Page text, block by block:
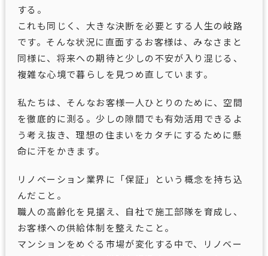
する。
これも同じく、大きな決断を必要とする人生の岐路
です。そんな状況に直面するお客様は、みなさまと
同様に、将来への期待と少しの不安が入り混じる、
複雑な心境で暮らしを見つめ直しています。
私たちは、そんなお客様一人ひとりのために、空間
を徹底的に測る。少しの隙間でも有効活用できるよ
う考え抜き、理想の住まいをカタチにするために懸
命に汗をかきます。
リノベーション業界に「保証」という概念を持ち込
んだこと。
職人の高齢化を見据え、自社で施工部隊を育成し、
お客様への供給体制を整えたこと。
マンションをめぐる市場が変化する中で、リノベー